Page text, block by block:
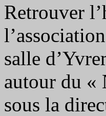
Retrouver
salle
autour du «
sous la